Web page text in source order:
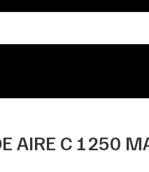
AIRE C 1250